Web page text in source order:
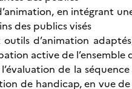
en intégrant
des publics visés
d’animation
active de l’ensemble
de la
de handicap, en vue